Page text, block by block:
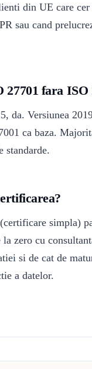
din UE care cer
sau cand
27701 fara ISO
da. Versiunea
ca baza.
standarde.
simpla)
zero cu
si de cat de
a datelor.